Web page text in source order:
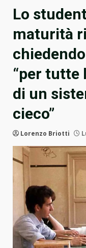
Lo
maturità
“per tutte
di un
cieco”
Lorenzo Briotti